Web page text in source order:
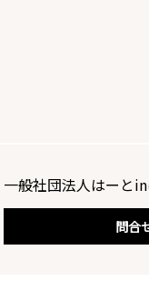
一般社団法人はーと
問合